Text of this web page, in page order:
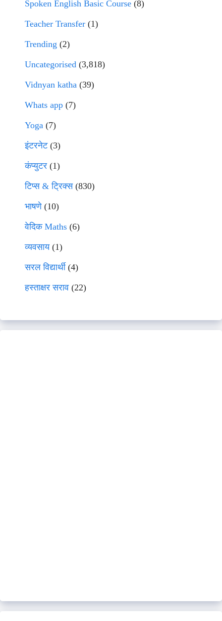
Spoken English Basic Course (8)
Teacher Transfer (1)
Trending (2)
Uncategorised (3,818)
Vidnyan katha (39)
Whats app (7)
Yoga (7)
इंटरनेट(3)
कंप्युटर (1)
टिप्स & ट्रिक्स(830)
भाषणे(10)
वेदिक Maths (6)
व्यवसाय(1)
सरल विद्यार्थी(4)
हस्ताक्षर सराव (22)